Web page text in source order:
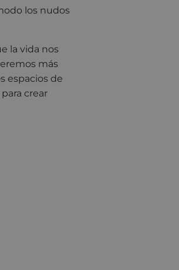
los nudos
la vida nos
más
espacios de
crear